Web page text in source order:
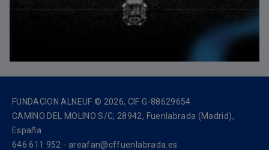
FUNDACION ALNEUF © 2026, CIF G-88629654
CAMINO DEL MOLINO S/C, 28942, Fuenlabrada (Madrid),
España
646 611 952 - areafan@cffuenlabrada.es